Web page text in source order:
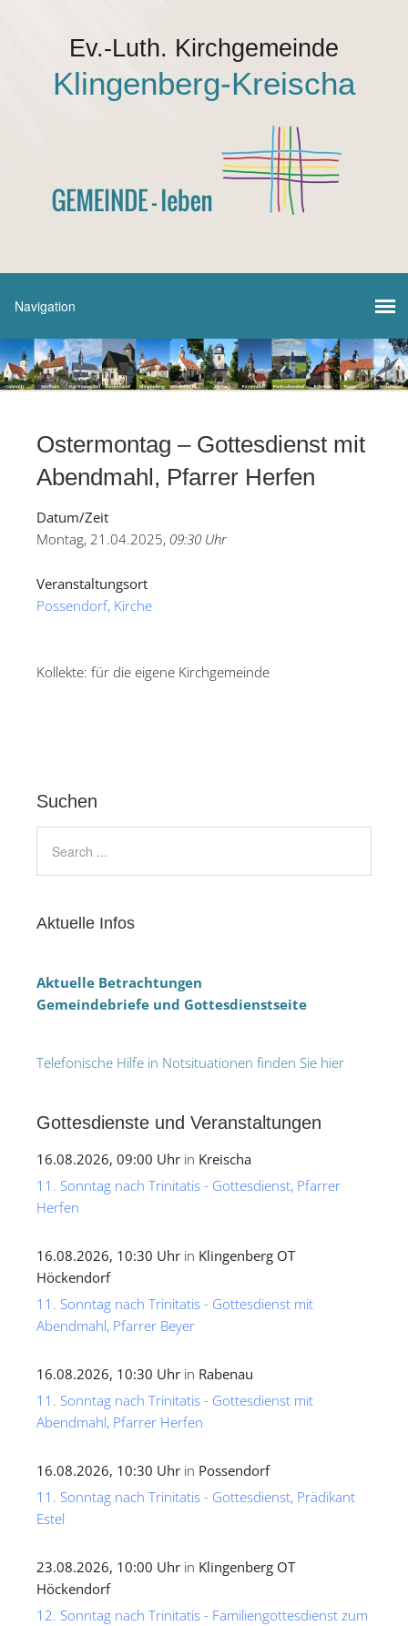
Ev.-Luth. Kirchgemeinde
Klingenberg-Kreischa
Ostermontag – Gottesdienst mit
Abendmahl, Pfarrer Herfen
Datum/Zeit
Montag, 21.04.2025, 09:30 Uhr
Veranstaltungsort
Possendorf, Kirche
Kollekte: für die eigene Kirchgemeinde
Suchen
Aktuelle Infos
Aktuelle Betrachtungen
Gemeindebriefe und Gottesdienstseite
Telefonische Hilfe in Notsituationen finden Sie hier
Gottesdienste und Veranstaltungen
16.08.2026, 09:00 Uhr in Kreischa
11. Sonntag nach Trinitatis - Gottesdienst, Pfarrer
Herfen
16.08.2026, 10:30 Uhr in Klingenberg OT
Höckendorf
11. Sonntag nach Trinitatis - Gottesdienst mit
Abendmahl, Pfarrer Beyer
16.08.2026, 10:30 Uhr in Rabenau
11. Sonntag nach Trinitatis - Gottesdienst mit
Abendmahl, Pfarrer Herfen
16.08.2026, 10:30 Uhr in Possendorf
11. Sonntag nach Trinitatis - Gottesdienst, Prädikant
Estel
23.08.2026, 10:00 Uhr in Klingenberg OT
Höckendorf
12. Sonntag nach Trinitatis - Familiengottesdienst zum